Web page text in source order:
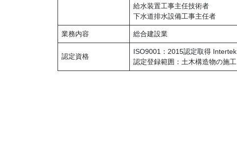
給水装置工事主任技術者
下水道排水設備工事主任者
業務内容 総合建設業
認定資格
ISO9001：2015認定取得
認定登録範囲：土木構造物の施工